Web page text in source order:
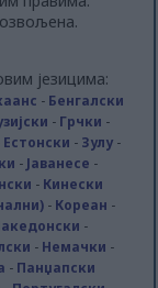
језицима:
- Бенгалски
- Грчки -
Естонски - Зулу-
- Јаванесе -
- Кинески
- Кореан -
-
- Немачки -
- Панџапски